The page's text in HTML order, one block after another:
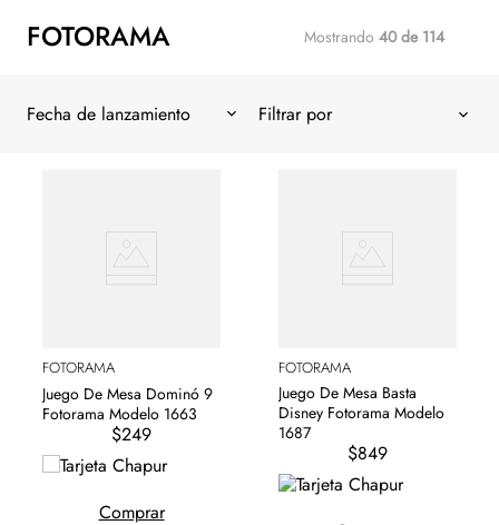
FOTORAMA Mostrando 40 de 114
Fecha de lanzamiento
FOTORAMA
Juego De Mesa Dominó 9
Fotorama Modelo 1663
$249
Comprar
FOTORAMA
Juego De Mesa Basta
Disney Fotorama Modelo
1687
$849